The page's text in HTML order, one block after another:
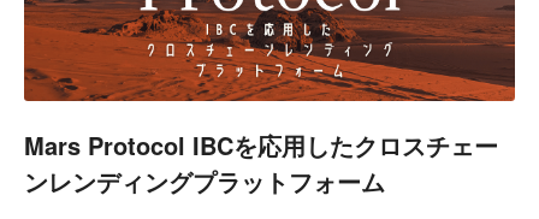
Mars Protocol IBCを応用したクロスチェー
ンレンディングプラットフォーム